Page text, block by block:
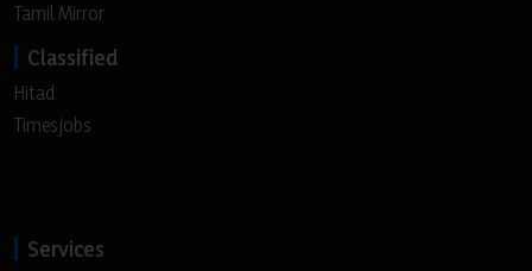
Tamil Mirror
Classified
Hitad
Timesjobs
Services